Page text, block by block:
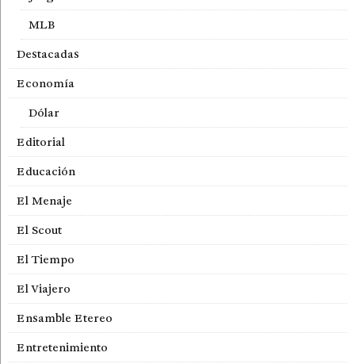
MLB
Destacadas
Economía
Dólar
Editorial
Educación
El Menaje
El Scout
El Tiempo
El Viajero
Ensamble Etereo
Entretenimiento